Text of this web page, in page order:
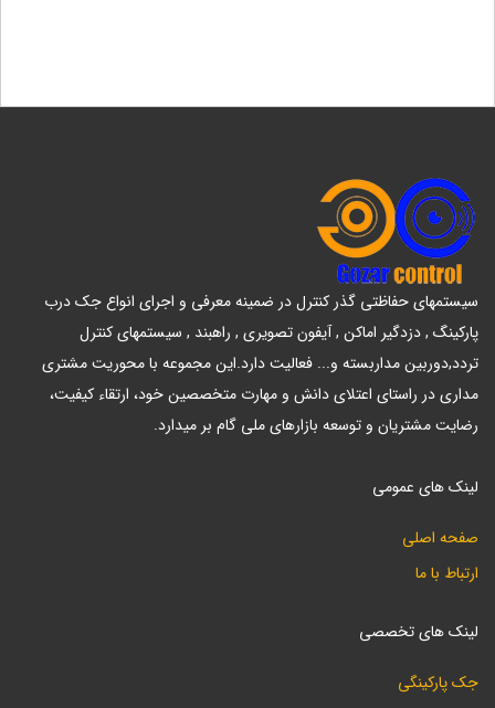
سیستمهای حفاظتی گذر کنترل در ضمینه معرفی و اجرای انواع جک درب
پارکینگ , دزدگیر اماکن , آیفون تصویری , راهبند , سیستمهای کنترل
تردد,دوربین مداربسته و... فعالیت دارد.این مجموعه با محوریت مشتری
مداری در راستای اعتلای دانش و مهارت متخصصین خود، ارتقاء کیفیت،
رضایت مشتریان و توسعه بازارهای ملی گام بر میدارد.
لینک های عمومی
صفحه اصلی
ارتباط با ما
لینک های تخصصی
جک پارکینگی